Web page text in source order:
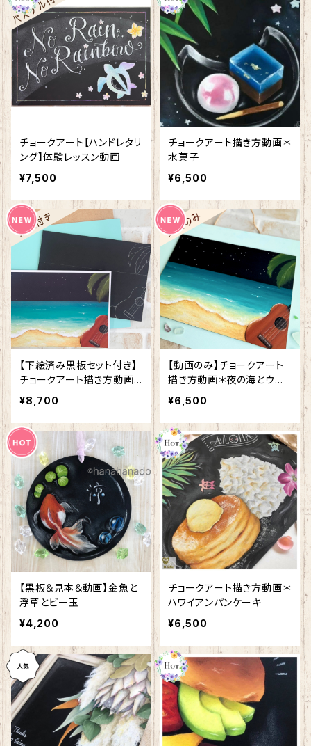
チョークアート【ハンドレタリ
ング】体験レッスン動画
¥7,500
チョークアート描き方動画＊
水菓子
¥6,500
【下絵済み黒板セット付き】
チョークアート描き方動画＊
夜の海とウクレレ
¥8,700
【動画のみ】チョークアート
描き方動画＊夜の海とウク
レレ
¥6,500
【黒板＆見本＆動画】金魚と
浮草とビー玉
¥4,200
チョークアート描き方動画＊
ハワイアンパンケーキ
¥6,500